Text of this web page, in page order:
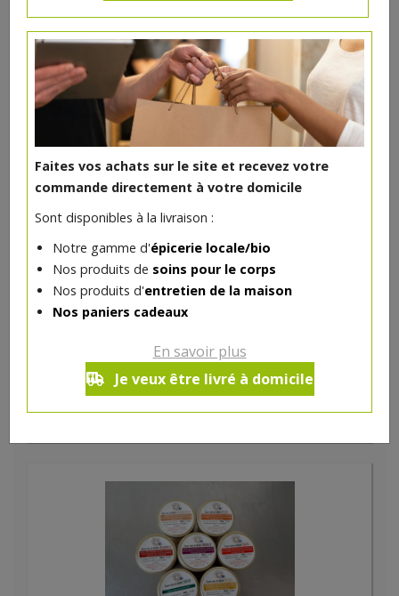
Faites vos achats sur le site et recevez votre
commande directement à votre domicile
Sont disponibles à la livraison :
Notre gamme d'épicerie locale/bio
Nos produits de soins pour le corps
Nos produits d'entretien de la maison
Nos paniers cadeaux
En savoir plus
Je veux être livré à domicile
DANS LA MÊME CATÉGORIE ...
Yaourt brebis abricot 125g La Bohette
BERGERIE DE LA BOHETTE
1 pc
1.85€